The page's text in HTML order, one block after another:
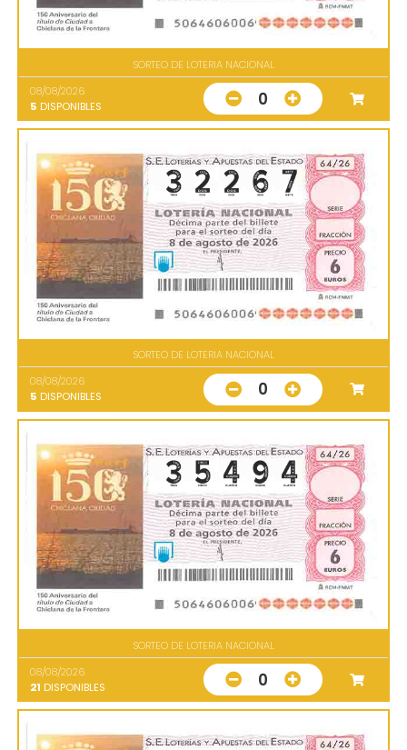
SORTEO DE LOTERIA NACIONAL
08/08/2026
5 DISPONIBLES 0
SORTEO DE LOTERIA NACIONAL
08/08/2026
5 DISPONIBLES 0
SORTEO DE LOTERIA NACIONAL
08/08/2026
21 DISPONIBLES 0